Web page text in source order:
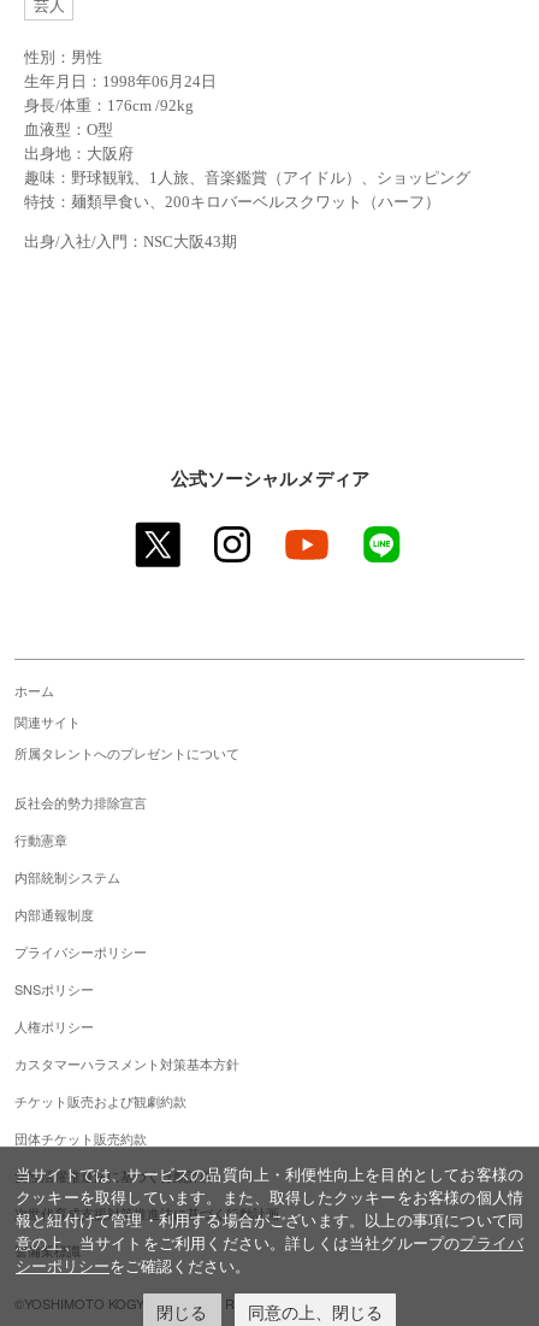
芸人
性別：男性
生年月日：1998年06月24日
身長/体重：176cm /92kg
血液型：O型
出身地：大阪府
趣味：野球観戦、1人旅、音楽鑑賞（アイドル）、ショッピング
特技：麺類早食い、200キロバーベルスクワット（ハーフ）
出身/入社/入門：NSC大阪43期
公式ソーシャルメディア
twitter instagram youtube
ホーム
関連サイト
所属タレントへのプレゼントについて
反社会的勢力排除宣言
行動憲章
内部統制システム
内部通報制度
プライバシーポリシー
SNSポリシー
人権ポリシー
カスタマーハラスメント対策基本方針
チケット販売および観劇約款
団体チケット販売約款
女性活躍推進法に基づく行動計画
次世代育成支援対策推進法に基づく行動計画
警備業標識
©YOSHIMOTO KOGYO,ALL Rights Reserved.
当サイトでは、サービスの品質向上・利便性向上を目的としてお客様の
クッキーを取得しています。また、取得したクッキーをお客様の個人情
報と紐付けて管理・利用する場合がございます。以上の事項について同
意の上、当サイトをご利用ください。詳しくは当社グループのプライバ
シーポリシーをご確認ください。
閉じる 同意の上、閉じる